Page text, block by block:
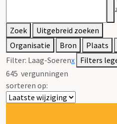
Zoek
Uitgebreid zoeken
Organisatie
Bron Plaats
Filter: Laag-Soerenx Filters
645 vergunningen
sorteren op: